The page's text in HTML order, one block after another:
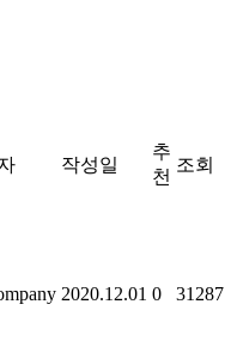
작성일
추
천
조회
2020.12.01 0 31287